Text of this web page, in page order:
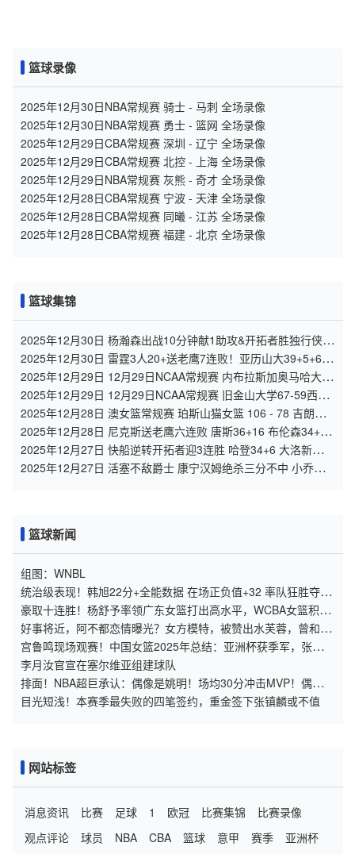
篮球录像
2025年12月30日NBA常规赛 骑士 - 马刺 全场录像
2025年12月30日NBA常规赛 勇士 - 篮网 全场录像
2025年12月29日CBA常规赛 深圳 - 辽宁 全场录像
2025年12月29日CBA常规赛 北控 - 上海 全场录像
2025年12月29日NBA常规赛 灰熊 - 奇才 全场录像
2025年12月28日CBA常规赛 宁波 - 天津 全场录像
2025年12月28日CBA常规赛 同曦 - 江苏 全场录像
2025年12月28日CBA常规赛 福建 - 北京 全场录像
篮球集锦
2025年12月30日 杨瀚森出战10分钟献1助攻&开拓者胜独行侠
阿夫迪亚27+9+11
2025年12月30日 雷霆3人20+送老鹰7连败！亚历山大39+5+6
奥孔武26+14+6
2025年12月29日 12月29日NCAA常规赛 内布拉斯加奥马哈大学
57-80俄勒冈大学 全场集锦
2025年12月29日 12月29日NCAA常规赛 旧金山大学67-59西雅
图大学 全场集锦
2025年12月28日 澳女篮常规赛 珀斯山猫女篮 106 - 78 吉朗毒
液女篮 全场集锦
2025年12月28日 尼克斯送老鹰六连败 唐斯36+16 布伦森34+5
奥孔武31+14
2025年12月27日 快船逆转开拓者迎3连胜 哈登34+6 大洛新高9
记三分 杨瀚森DNP
2025年12月27日 活塞不敌爵士 康宁汉姆绝杀三分不中 小乔治
篮球新闻
组图：WNBL
统治级表现！韩旭22分+全能数据 在场正负值+32 率队狂胜夺6
连胜
豪取十连胜！杨舒予率领广东女篮打出高水平，WCBA女篮积分
榜出炉
好事将近，阿不都恋情曝光？女方模特，被赞出水芙蓉，曾和李
梦绯闻
宫鲁鸣现场观赛！中国女篮2025年总结：亚洲杯获季军，张子宇
崭露头角
李月汝官宣在塞尔维亚组建球队
排面！NBA超巨承认：偶像是姚明！场均30分冲击MVP！偶像的
力量？
目光短浅！本赛季最失败的四笔签约，重金签下张镇麟或不值
网站标签
消息资讯 比赛 足球 1 欧冠 比赛集锦
比赛录像
观点评论
球员 NBA CBA 篮球 意甲 赛季 亚洲杯